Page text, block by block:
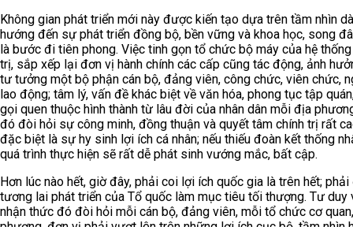
Không gian phát triển mới này được kiến tạo dựa trên tầm nhìn
hướng đến sự phát triển đồng bộ, bền vững và khoa học, song
là bước đi tiên phong. Việc tinh gọn tổ chức bộ máy của hệ
trị, sắp xếp lại đơn vị hành chính các cấp cũng tác động, ảnh
tư tưởng một bộ phận cán bộ, đảng viên, công chức, viên chức,
lao động; tâm lý, vấn đề khác biệt về văn hóa, phong tục tập
gọi quen thuộc hình thành từ lâu đời của nhân dân mỗi địa
đó đòi hỏi sự công minh, đồng thuận và quyết tâm chính trị rất
đặc biệt là sự hy sinh lợi ích cá nhân; nếu thiếu đoàn kết thống
quá trình thực hiện sẽ rất dễ phát sinh vướng mắc, bất cập.
Hơn lúc nào hết, giờ đây, phải coi lợi ích quốc gia là trên hết;
tương lai phát triển của Tổ quốc làm mục tiêu tối thượng. Tư duy
nhận thức đó đòi hỏi mỗi cán bộ, đảng viên, mỗi tổ chức cơ